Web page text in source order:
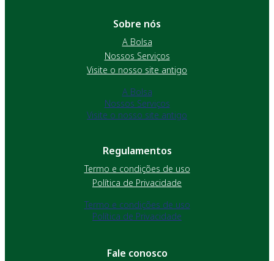
Sobre nós
A Bolsa
Nossos Serviços
Visite o nosso site antigo
A Bolsa
Nossos Serviços
Visite o nosso site antigo
Regulamentos
Termo e condições de uso
Política de Privacidade
Termo e condições de uso
Política de Privacidade
Fale conosco